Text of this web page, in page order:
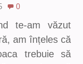
0
te-am văzut
am înțeles că
trebuie să